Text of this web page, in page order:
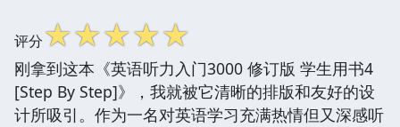
评分☆☆☆☆☆
刚拿到这本《英语听力入门3000 修订版 学生用书4
[Step By Step]》，我就被它清晰的排版和友好的设
计所吸引。作为一名对英语学习充满热情但又深感听